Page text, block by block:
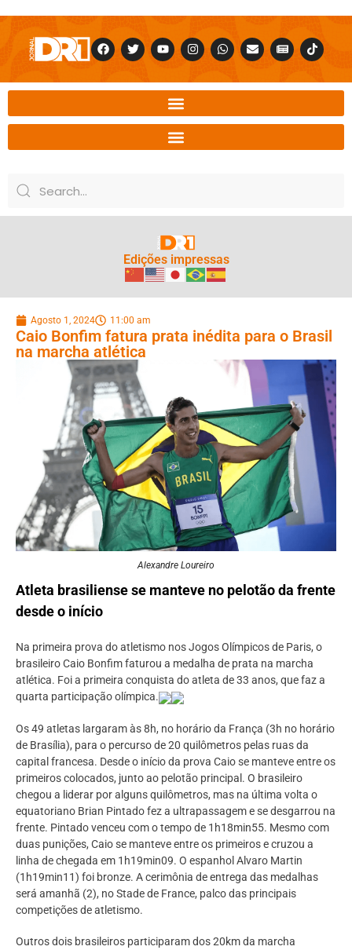
Edições impressas
Agosto 1, 2024 11:00 am
Caio Bonfim fatura prata inédita para o Brasil
na marcha atlética
Alexandre Loureiro
Atleta brasiliense se manteve no pelotão da frente
desde o início
Na primeira prova do atletismo nos Jogos Olímpicos de Paris, o
brasileiro Caio Bonfim faturou a medalha de prata na marcha
atlética. Foi a primeira conquista do atleta de 33 anos, que faz a
quarta participação olímpica.
Os 49 atletas largaram às 8h, no horário da França (3h no horário
de Brasília), para o percurso de 20 quilômetros pelas ruas da
capital francesa. Desde o início da prova Caio se manteve entre os
primeiros colocados, junto ao pelotão principal. O brasileiro
chegou a liderar por alguns quilômetros, mas na última volta o
equatoriano Brian Pintado fez a ultrapassagem e se desgarrou na
frente. Pintado venceu com o tempo de 1h18min55. Mesmo com
duas punições, Caio se manteve entre os primeiros e cruzou a
linha de chegada em 1h19min09. O espanhol Alvaro Martin
(1h19min11) foi bronze. A cerimônia de entrega das medalhas
será amanhã (2), no Stade de France, palco das principais
competições de atletismo.
Outros dois brasileiros participaram dos 20km da marcha